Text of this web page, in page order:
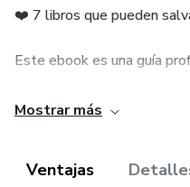
❤️ 7 libros que pueden
Este ebook es una guía
Reúne las mejores
Mostrar más
Ventajas